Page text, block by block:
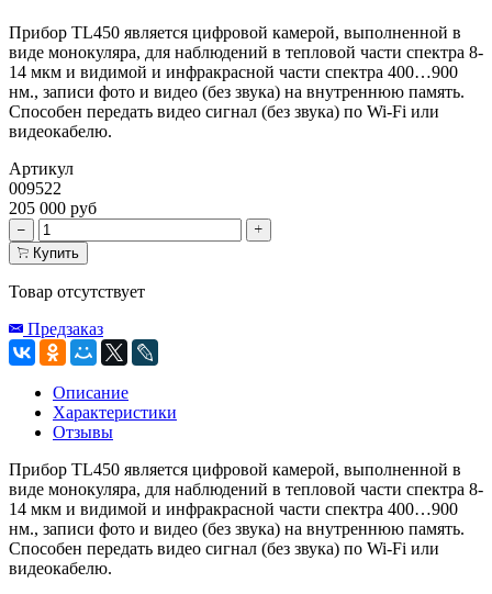
Прибор TL450 является цифровой камерой, выполненной в
виде монокуляра, для наблюдений в тепловой части спектра 8-
14 мкм и видимой и инфракрасной части спектра 400…900
нм., записи фото и видео (без звука) на внутреннюю память.
Способен передать видео сигнал (без звука) по Wi-Fi или
видеокабелю.
Артикул
009522
205 000 руб
Купить
Товар отсутствует
Предзаказ
Описание
Характеристики
Отзывы
Прибор TL450 является цифровой камерой, выполненной в
виде монокуляра, для наблюдений в тепловой части спектра 8-
14 мкм и видимой и инфракрасной части спектра 400…900
нм., записи фото и видео (без звука) на внутреннюю память.
Способен передать видео сигнал (без звука) по Wi-Fi или
видеокабелю.